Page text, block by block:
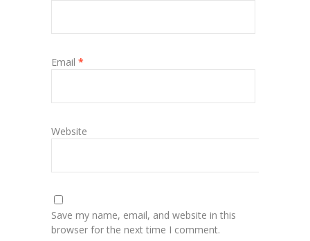
Email *
Website
Save my name, email, and website in this
browser for the next time I comment.